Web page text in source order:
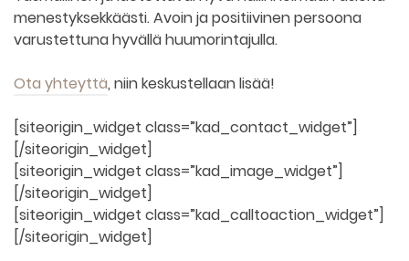
menestyksekkäästi. Avoin ja positiivinen persoona
varustettuna hyvällä huumorintajulla.
Ota yhteyttä, niin keskustellaan lisää!
[siteorigin_widget class=”kad_contact_widget”]
[/siteorigin_widget]
[siteorigin_widget class=”kad_image_widget”]
[/siteorigin_widget]
[siteorigin_widget class=”kad_calltoaction_widget”]
[/siteorigin_widget]